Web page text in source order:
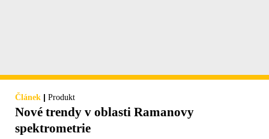
Článek | Produkt
Nové trendy v oblasti Ramanovy
spektrometrie